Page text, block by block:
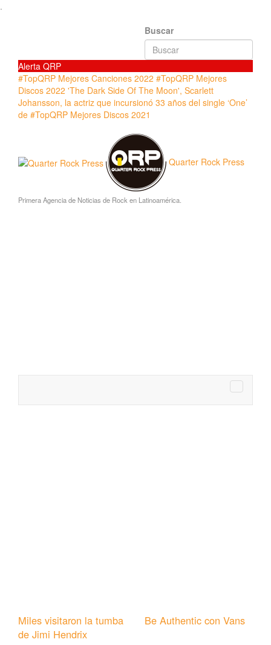
.
Buscar
Alerta QRP
#TopQRP Mejores Canciones 2022 #TopQRP Mejores
Discos 2022 'The Dark Side Of The Moon', Scarlett
Johansson, la actriz que incursionó 33 años del single ‘One’
de #TopQRP Mejores Discos 2021
Quarter Rock Press
Primera Agencia de Noticias de Rock en Latinoamérica.
Miles visitaron la tumba
de Jimi Hendrix
Be Authentic con Vans